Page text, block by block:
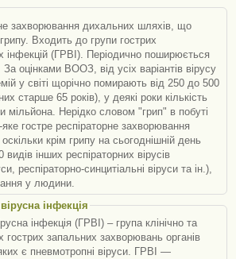
захворювання дихальних шляхів, що
Входить до групи гострих
інфекцій (ГРВІ). Періодично поширюється
За оцінками ВООЗ, від усіх варіантів вірусу
у світі щорічно помирають від 250 до 500
старше 65 років), у деякі роки кількість
мільйона. Нерідко словом "грип" в побуті
гостре респіраторне захворювання
крім грипу на сьогоднішній день
інших респіраторних вірусів
респіраторно-синцитіальні віруси та ін.),
у людини.
інфекція
інфекція (ГРВІ) – група клінічно та
гострих запальних захворювань органів
є пневмотропні віруси. ГРВІ —